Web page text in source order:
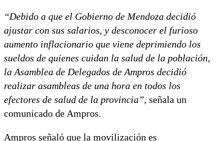
“Debido a que el Gobierno de Mendoza decidió
ajustar con sus salarios, y desconocer el furioso
aumento inflacionario que viene deprimiendo los
sueldos de quienes cuidan la salud de la población,
la Asamblea de Delegados de Ampros decidió
realizar asambleas de una hora en todos los
efectores de salud de la provincia”, señala un
comunicado de Ampros.
Ampros señaló que la movilización es